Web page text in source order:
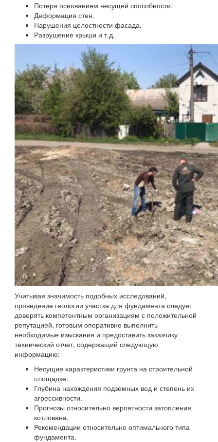
Потеря основанием несущей способности.
Деформация стен.
Нарушения целостности фасада.
Разрушение крыши и т.д.
Учитывая значимость подобных исследований,
проведение геологии участка для фундамента следует
доверять компетентным организациям с положительной
репутацией, готовым оперативно выполнить
необходимые изыскания и предоставить заказчику
технический отчет, содержащий следующую
информацию:
Несущие характеристики грунта на строительной
площадке.
Глубина нахождения подземных вод и степень их
агрессивности.
Прогнозы относительно вероятности затопления
котлована.
Рекомендации относительно оптимального типа
фундамента.